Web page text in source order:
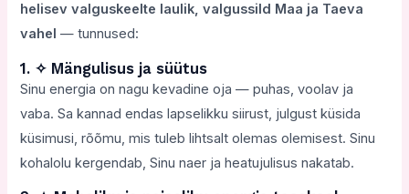
helisev valguskeelte laulik,valgussild Maa ja Taeva
vahel — tunnused:
1. ✧ Mängulisus ja süütus
Sinu energia on nagu kevadine oja — puhas, voolav ja
vaba. Sa kannad endas lapselikku siirust, julgust küsida
küsimusi, rõõmu, mis tuleb lihtsalt olemas olemisest. Sinu
kohalolu kergendab, Sinu naer ja heatujulisus nakatab.